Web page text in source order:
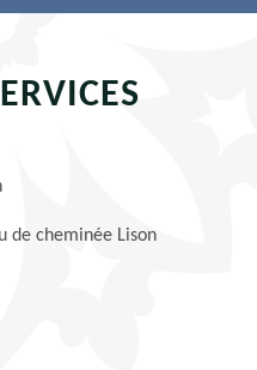
de cheminée Lison